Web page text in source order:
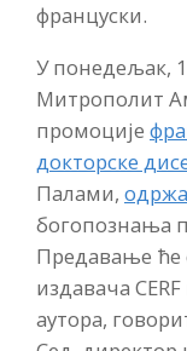
француски.
У понедељак,
Митрополит
промоције
докторске
Палами,
богопознања
Предавање ће
издавача
аутора,